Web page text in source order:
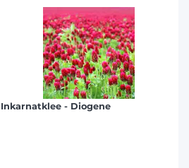
Inkarnatklee - Diogene